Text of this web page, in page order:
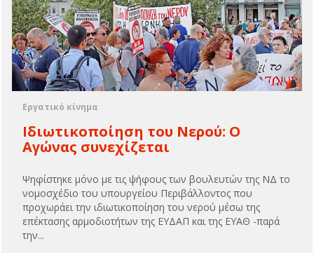
Εργατικό κίνημα
Ιδιωτικοποίηση του Νερού: Ο
Αγώνας συνεχίζεται
Ψηφίστηκε μόνο με τις ψήφους των βουλευτών της ΝΔ το
νομοσχέδιο του υπουργείου Περιβάλλοντος που
προχωράει την ιδιωτικοποίηση του νερού μέσω της
επέκτασης αρμοδιοτήτων της ΕΥΔΑΠ και της ΕΥΑΘ -παρά
την...